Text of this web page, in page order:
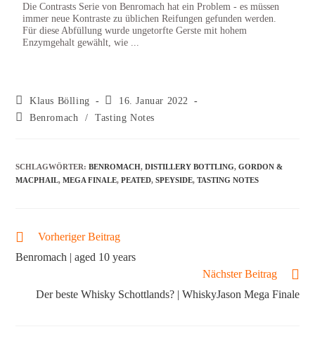
Die Contrasts Serie von Benromach hat ein Problem - es müssen
immer neue Kontraste zu üblichen Reifungen gefunden werden.
Für diese Abfüllung wurde ungetorfte Gerste mit hohem
Enzymgehalt gewählt, wie ...
Klaus Bölling
16. Januar 2022
Benromach
/ Tasting Notes
SCHLAGWÖRTER:BENROMACH, DISTILLERY BOTTLING, GORDON &
MACPHAIL, MEGA FINALE, PEATED, SPEYSIDE, TASTING NOTES
Vorheriger Beitrag
Benromach | aged 10 years
Nächster Beitrag
Der beste Whisky Schottlands? | WhiskyJason Mega Finale